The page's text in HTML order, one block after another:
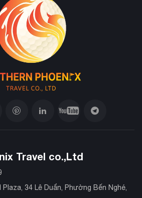
Travel co.,Ltd
Plaza, 34 Lê Duẩn, Phường Bến Nghé,